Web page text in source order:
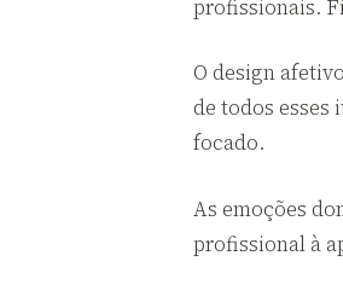
profissionais.
O design
de todos esses
focado.
As emoções
profissional à